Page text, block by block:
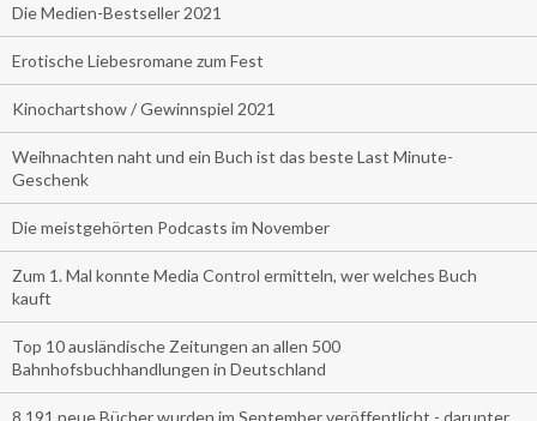
Die Medien-Bestseller 2021
Erotische Liebesromane zum Fest
Kinochartshow / Gewinnspiel 2021
Weihnachten naht und ein Buch ist das beste Last Minute-
Geschenk
Die meistgehörten Podcasts im November
Zum 1. Mal konnte Media Control ermitteln, wer welches Buch
kauft
Top 10 ausländische Zeitungen an allen 500
Bahnhofsbuchhandlungen in Deutschland